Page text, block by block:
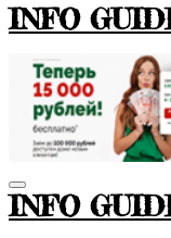
INFO
INFO